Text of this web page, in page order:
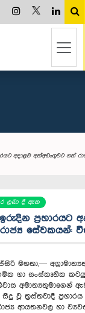
අදාළව අත්අඩංගුවට ගත්
ලබා දී ඇත
ඉරුදින ප්‍රහාරයට
සේවකයන්:
මහතා,—
හා සංස්කෘතික
අමාත්‍යතුමාගෙන්
වූ ත්‍රස්තවාදී
ආයතනවල හා